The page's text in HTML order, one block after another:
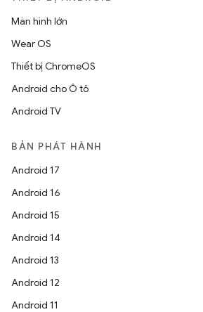
Màn hình lớn
Wear OS
Thiết bị ChromeOS
Android cho Ô tô
Android TV
BẢN PHÁT HÀNH
Android 17
Android 16
Android 15
Android 14
Android 13
Android 12
Android 11